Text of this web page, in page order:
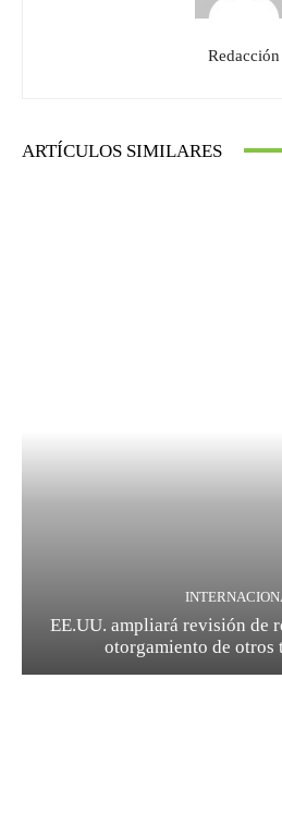
Redacción
ARTÍCULOS SIMILARES
EE.UU. ampliará revisión de
otorgamiento de otros